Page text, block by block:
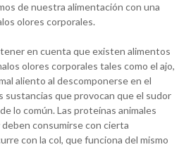
de nuestra alimentación con una
olores corporales.
en cuenta que existen alimentos
olores corporales tales como el ajo,
aliento al descomponerse en el
sustancias que provocan que el sudor
lo común. Las proteínas animales
consumirse con cierta
con la col, que funciona del mismo